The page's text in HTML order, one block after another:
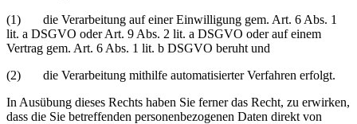
(1) die Verarbeitung auf einer Einwilligung gem. Art. 6 Abs. 1
lit. a DSGVO oder Art. 9 Abs. 2 lit. a DSGVO oder auf einem
Vertrag gem. Art. 6 Abs. 1 lit. b DSGVO beruht und
(2) die Verarbeitung mithilfe automatisierter Verfahren erfolgt.
In Ausübung dieses Rechts haben Sie ferner das Recht, zu erwirken,
dass die Sie betreffenden personenbezogenen Daten direkt von